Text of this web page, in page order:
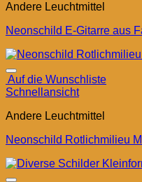
Andere Leuchtmittel
Neonschild E-Gitarre aus
Auf die Wunschliste
Schnellansicht
Andere Leuchtmittel
Neonschild Rotlichmilieu